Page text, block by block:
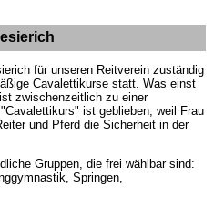
für unseren Reitverein zuständig
Cavalettikurse statt. Was einst
zwischenzeitlich zu einer
ist geblieben, weil Frau
und Pferd die Sicherheit in der
Gruppen, die frei wählbar sind:
Springen,